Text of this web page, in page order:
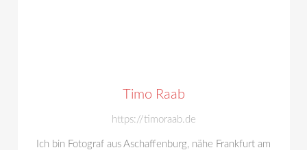
Timo Raab
https://timoraab.de
Ich bin Fotograf aus Aschaffenburg, nähe Frankfurt am